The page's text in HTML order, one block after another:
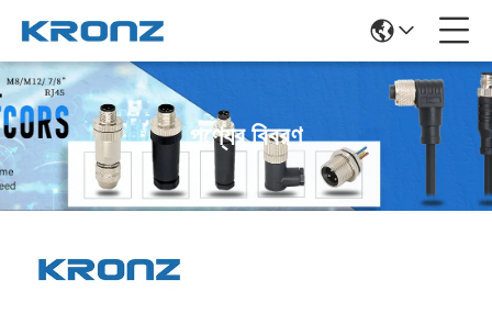
পণ্যের বিবরণ